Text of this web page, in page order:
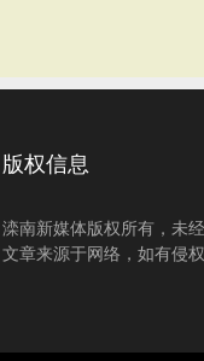
版权信息
滦南新媒体版权所有，未
文章来源于网络，如有侵